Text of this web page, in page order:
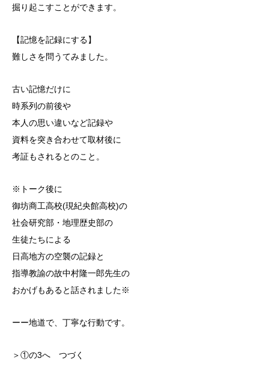
掘り起こすことができます。
【記憶を記録にする】
難しさを問うてみました。
古い記憶だけに
時系列の前後や
本人の思い違いなど記録や
資料を突き合わせて取材後に
考証もされるとのこと。
※トーク後に
御坊商工高校(現紀央館高校)の
社会研究部・地理歴史部の
生徒たちによる
日高地方の空襲の記録と
指導教諭の故中村隆一郎先生の
おかげもあると話されました※
ーー地道で、丁寧な行動です。
＞①の3へ つづく